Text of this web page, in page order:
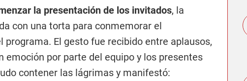
la presentación de los invitados, la
con una torta para conmemorar el
programa. El gesto fue recibido entre aplausos,
emoción por parte del equipo y los presentes
contener las lágrimas y manifestó: